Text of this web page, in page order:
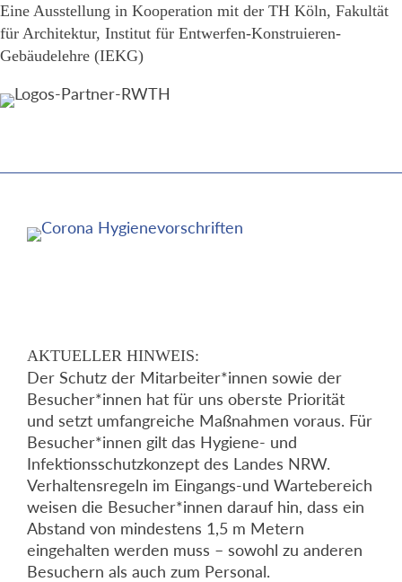
Eine Ausstellung in Kooperation mit der TH Köln, Fakultät
für Architektur, Institut für Entwerfen-Konstruieren-
Gebäudelehre (IEKG)
AKTUELLER HINWEIS:
Der Schutz der Mitarbeiter*innen sowie der
Besucher*innen hat für uns oberste Priorität
und setzt umfangreiche Maßnahmen voraus. Für
Besucher*innen gilt das Hygiene- und
Infektionsschutzkonzept des Landes NRW.
Verhaltensregeln im Eingangs-und Wartebereich
weisen die Besucher*innen darauf hin, dass ein
Abstand von mindestens 1,5 m Metern
eingehalten werden muss – sowohl zu anderen
Besuchern als auch zum Personal.